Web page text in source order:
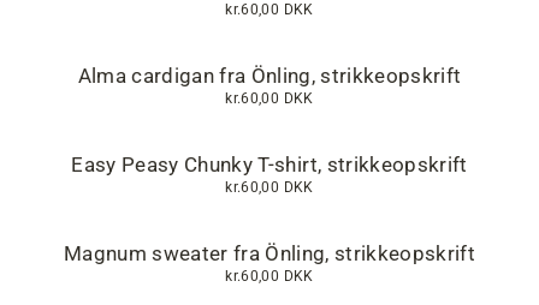
kr.60,00 DKK
Alma cardigan fra Önling, strikkeopskrift
kr.60,00 DKK
Easy Peasy Chunky T-shirt, strikkeopskrift
kr.60,00 DKK
Magnum sweater fra Önling, strikkeopskrift
kr.60,00 DKK